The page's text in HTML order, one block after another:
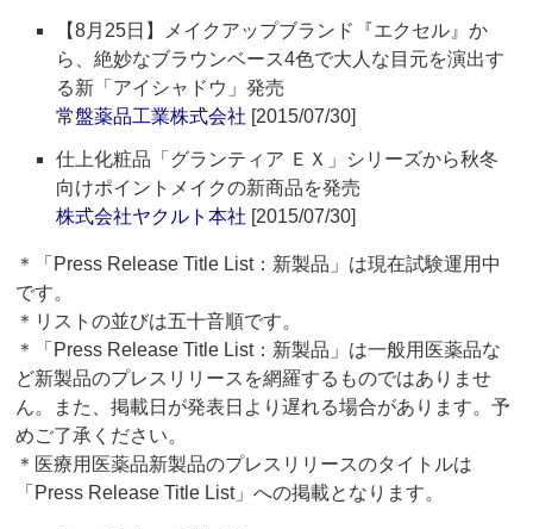
【8月25日】メイクアップブランド『エクセル』か
ら、絶妙なブラウンベース4色で大人な目元を演出す
る新「アイシャドウ」発売
常盤薬品工業株式会社 [2015/07/30]
仕上化粧品「グランティア ＥＸ」シリーズから秋冬
向けポイントメイクの新商品を発売
株式会社ヤクルト本社 [2015/07/30]
＊「Press Release Title List：新製品」は現在試験運用中
です。
＊リストの並びは五十音順です。
＊「Press Release Title List：新製品」は一般用医薬品な
ど新製品のプレスリリースを網羅するものではありませ
ん。また、掲載日が発表日より遅れる場合があります。予
めご了承ください。
＊医療用医薬品新製品のプレスリリースのタイトルは
「Press Release Title List」への掲載となります。